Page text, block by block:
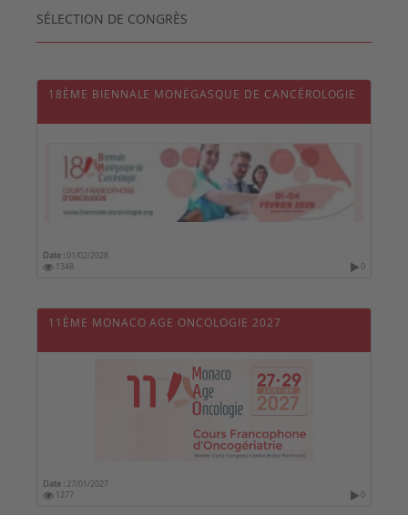
SÉLECTION DE CONGRÈS
18ÈME BIENNALE MONÉGASQUE DE CANCÉROLOGIE
Date :01/02/2028
1348
0
11ÈME MONACO AGE ONCOLOGIE 2027
Date : 27/01/2027
1277
0